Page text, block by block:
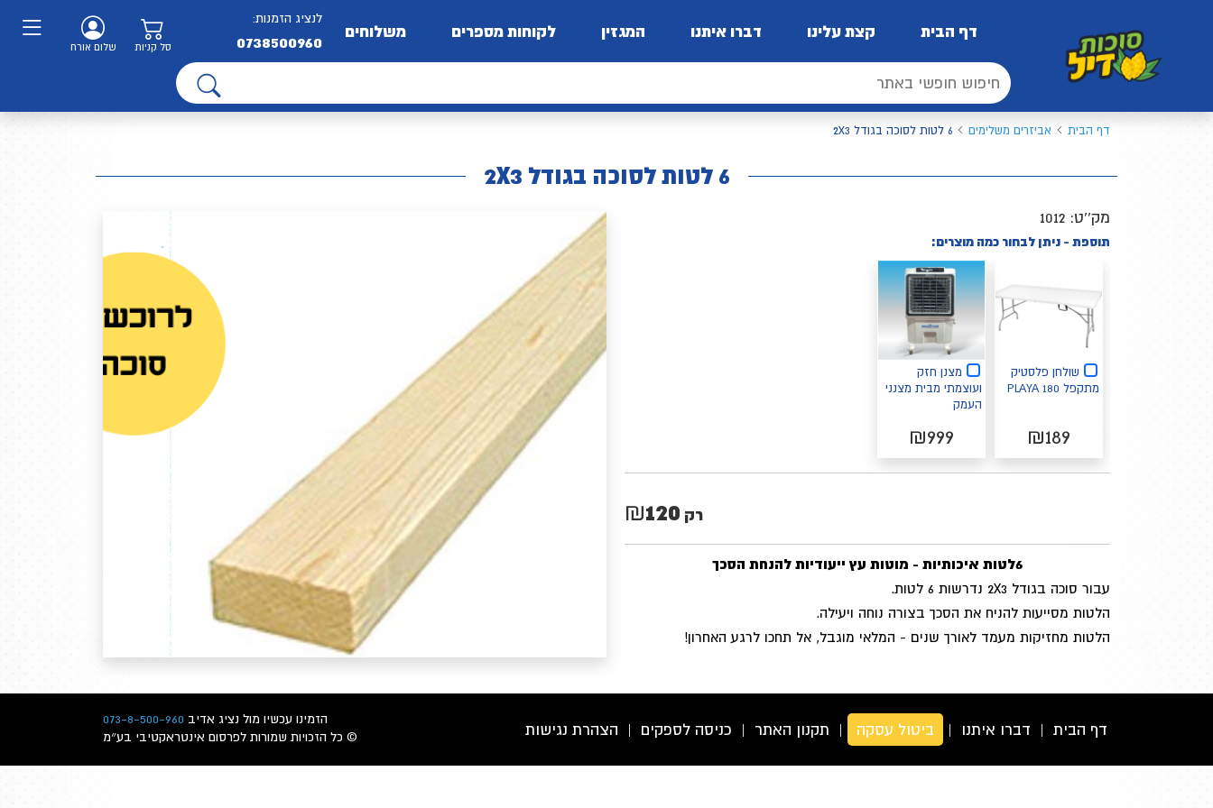
דף הבית קצת עלינו דברו איתנו המגזין לקוחות מספרים משלוחים
לנציג הזמנות:
0738500960 סל קניות שלום אורח
דף הבית אביזרים משלימים 6 לטות לסוכה בגודל 2X3
6 לטות לסוכה בגודל 2X3
מק''ט: 1012
תוספת - ניתן לבחור כמה מוצרים:
שולחן פלסטיק
מתקפל 180 PLAYA
₪189
מצנן חזק
ועוצמתי מבית מצנני
העמק
₪999
רק 120
₪
6לטות איכותיות - מוטות עץ ייעודיות להנחת הסכך
עבור סוכה בגודל 2X3 נדרשות 6 לטות.
הלטות מסייעות להניח את הסכך בצורה נוחה ויעילה.
הלטות מחזיקות מעמד לאורך שנים - המלאי מוגבל, אל תחכו לרגע האחרון!
דף הבית | דברו איתנו | ביטול עסקה | תקנון האתר | כניסה לספקים | הצהרת נגישות
הזמינו עכשיו מול נציג אדיב 073-8-500-960
© כל הזכויות שמורות לפרסום אינטראקטיבי בע״מ